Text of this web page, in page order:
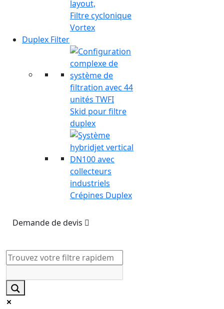
Filtre cyclonique
Vortex
Duplex Filter
Skid pour filtre
duplex
Crépines Duplex
Demande de devis